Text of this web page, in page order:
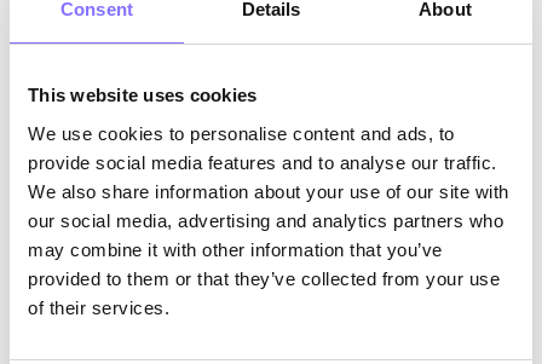
Consent Details About
This website uses cookies
We use cookies to personalise content and ads, to
provide social media features and to analyse our traffic.
We also share information about your use of our site with
our social media, advertising and analytics partners who
may combine it with other information that you’ve
provided to them or that they’ve collected from your use
of their services.
Δ. ενίσχυσε την αυτογνωσία και τις
επιφυλακτική σε ενεργή συμμετοχή στην τάξη
αποτελεί παράδειγμα της μεταμορφωτικής
δύναμης των ανθρωπίνων δεξιοτήτων στις
καθημερινές αλληλεπιδράσεις και την
προσωπική ανάπτυξη.
4. Δημιουργία σχέσεων και εμπιστοσύνης: